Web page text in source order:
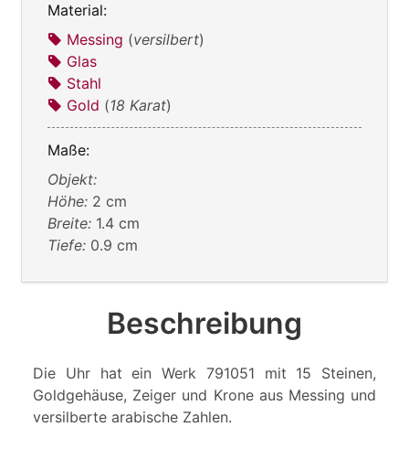
Material:
Messing (versilbert)
Glas
Stahl
Gold (18 Karat)
Maße:
Objekt:
Höhe: 2 cm
Breite: 1.4 cm
Tiefe: 0.9 cm
Beschreibung
Die Uhr hat ein Werk 791051 mit 15 Steinen,
Goldgehäuse, Zeiger und Krone aus Messing und
versilberte arabische Zahlen.